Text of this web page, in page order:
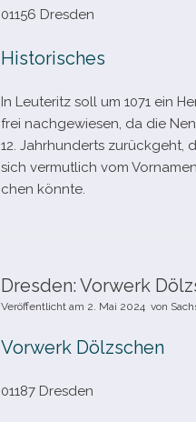
01156 Dresden
Historisches
In Leuteritz soll um 1071 ein
frei nach­ge­wie­sen, da die
12. Jahrhunderts zurück­geht,
sich ver­mut­lich vom
chen könnte.
Dresden: Vorwerk
Veröffentlicht am 2. Mai 2024 von
Vorwerk Dölzschen
01187 Dresden